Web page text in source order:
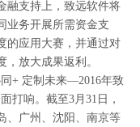
融支持上，致远软件将
业务开展所需资金支
的应用大赛，并通过对
放大成果返利。
+ 定制未来—2016年致
打响。截至3月31日，
、广州、沈阳、南京等